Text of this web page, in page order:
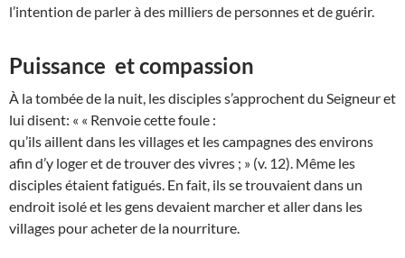
l’intention de parler à des milliers de personnes et de guérir.
Puissance et compassion
À la tombée de la nuit, les disciples s’approchent du Seigneur et
lui disent: « « Renvoie cette foule :
qu’ils aillent dans les villages et les campagnes des environs
afin d’y loger et de trouver des vivres ; » (v. 12). Même les
disciples étaient fatigués. En fait, ils se trouvaient dans un
endroit isolé et les gens devaient marcher et aller dans les
villages pour acheter de la nourriture.